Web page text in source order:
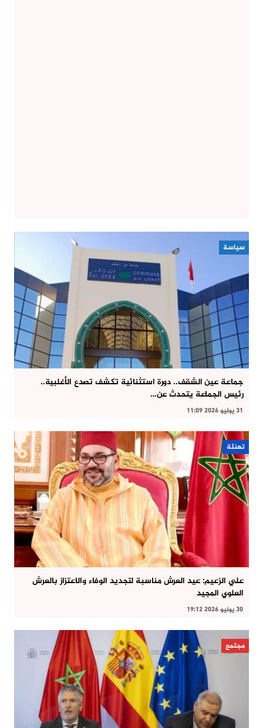
سياسة
جماعة عين الشقف.. دورة استثنائية تكشف تصدع الأغلبية..
رئيس الجماعة يتحدث عن…
31 يوليو 2026 11:09
تهنئة
علي الزعيم: عيد العرش مناسبة لتجديد الوفاء والاعتزاز بالعرش
العلوي المجيد
30 يوليو 2026 19:12
مجتمع